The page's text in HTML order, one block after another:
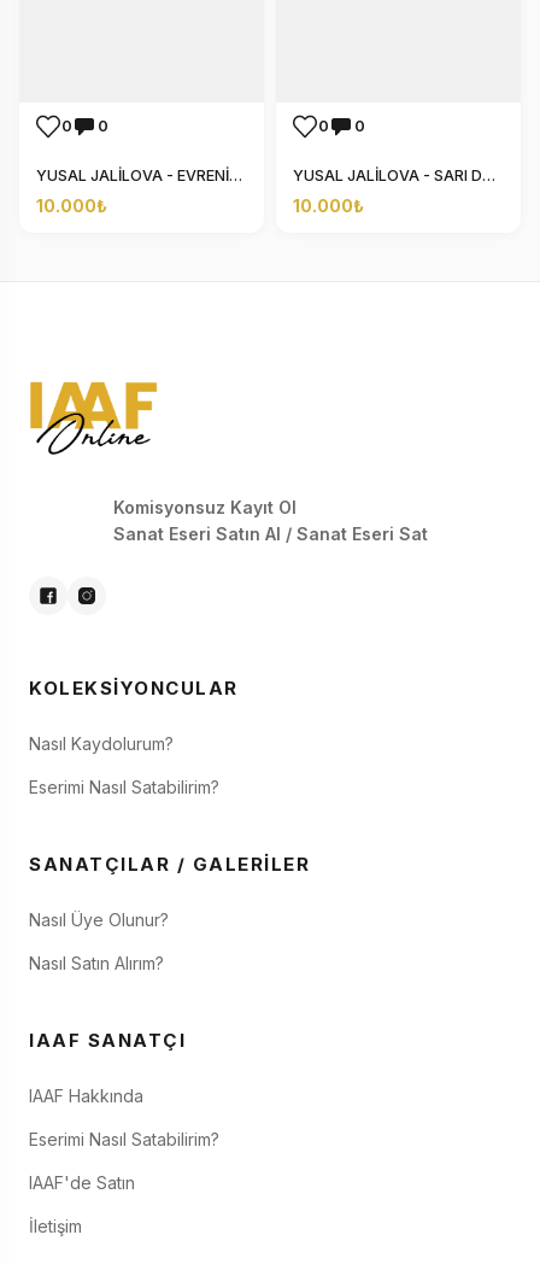
0 0
YUSAL JALİLOVA - EVRENİN YARADILIŞI
10.000₺
0 0
YUSAL JALİLOVA - SARI DAİRE
10.000₺
Komisyonsuz Kayıt Ol
Sanat Eseri Satın Al / Sanat Eseri Sat
KOLEKSIYONCULAR
Nasıl Kaydolurum?
Eserimi Nasıl Satabilirim?
SANATÇILAR / GALERILER
Nasıl Üye Olunur?
Nasıl Satın Alırım?
IAAF SANATÇI
IAAF Hakkında
Eserimi Nasıl Satabilirim?
IAAF'de Satın
İletişim